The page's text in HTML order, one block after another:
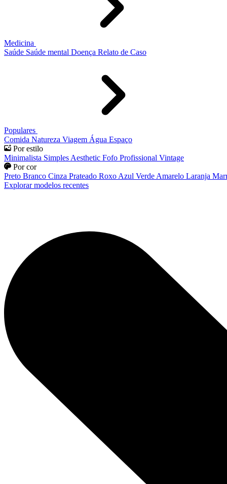
Medicina
Saúde Saúde mental Doença Relato de Caso
Populares
Comida Natureza Viagem Água Espaço
Por estilo
Minimalista Simples Aesthetic Fofo Profissional Vintage
Por cor
Preto Branco Cinza Prateado Roxo Azul Verde Amarelo Laranja
Explorar modelos recentes